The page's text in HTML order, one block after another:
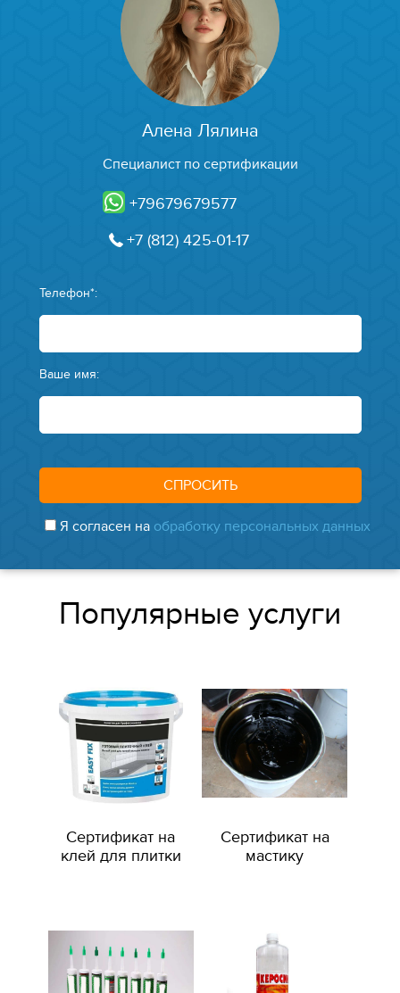
Алена Лялина
Специалист по сертификации
+79679679577
+7 (812) 425-01-17
Телефон*:
Ваше имя:
Я согласен на обработку персональных данных
Популярные услуги
Сертификат на
клей для плитки
Сертификат на
мастику